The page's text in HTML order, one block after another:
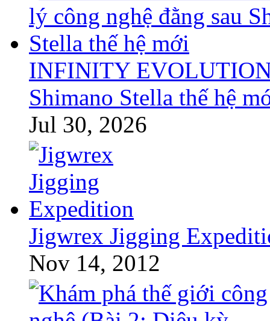
INFINITY
Shimano Stella thế hệ
Jul 30, 2026
Jigwrex Jigging
Nov 14, 2012